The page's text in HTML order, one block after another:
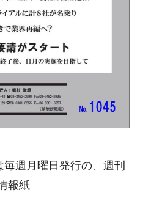
毎週月曜日発行の、週刊
報紙